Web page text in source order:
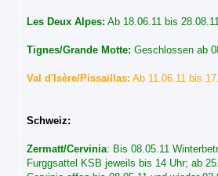
Les Deux Alpes: Ab 18.06.11 bis
Tignes/Grande Motte: Geschlossen ab
Val d'Isère/Pissaillas: Ab 11.06.11 bis
Schweiz:
Zermatt/Cervinia: Bis 08.05.11
Furggsattel KSB jeweils bis 14 Uhr; ab